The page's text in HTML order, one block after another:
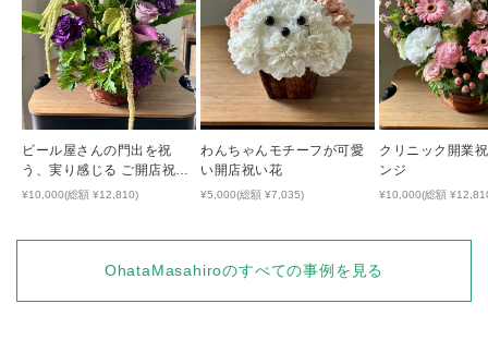
ビール屋さんの門出を祝
う、実り感じる ご開店祝い
花
¥10,000(総額 ¥12,810)
わんちゃんモチーフが可愛
い開店祝い花
¥5,000(総額 ¥7,035)
クリニック開業
ンジ
¥10,000(総額
OhataMasahiroのすべての事例を見る